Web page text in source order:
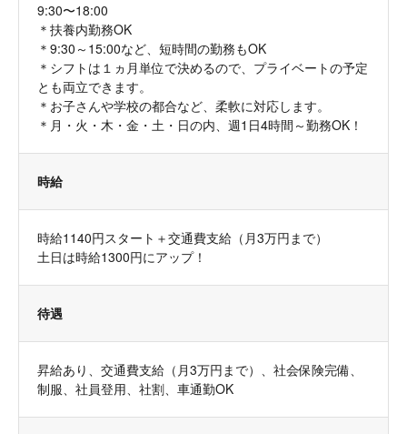
9:30〜18:00
＊扶養内勤務OK
＊9:30～15:00など、短時間の勤務もOK
＊シフトは１ヵ月単位で決めるので、プライベートの予定
とも両立できます。
＊お子さんや学校の都合など、柔軟に対応します。
＊月・火・木・金・土・日の内、週1日4時間～勤務OK！
時給
時給1140円スタート＋交通費支給（月3万円まで）
土日は時給1300円にアップ！
待遇
昇給あり、交通費支給（月3万円まで）、社会保険完備、
制服、社員登用、社割、車通勤OK